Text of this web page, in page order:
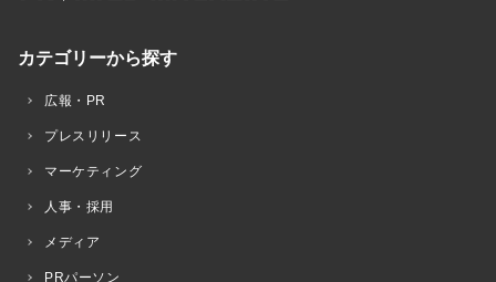
カテゴリーから探す
広報・PR
プレスリリース
マーケティング
人事・採用
メディア
PRパーソン